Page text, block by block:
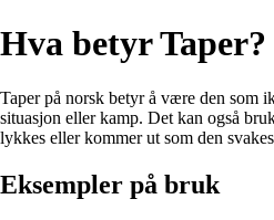
Hva betyr Taper?
Taper på norsk betyr å være den som
situasjon eller kamp. Det kan også
lykkes eller kommer ut som den
Eksempler på bruk